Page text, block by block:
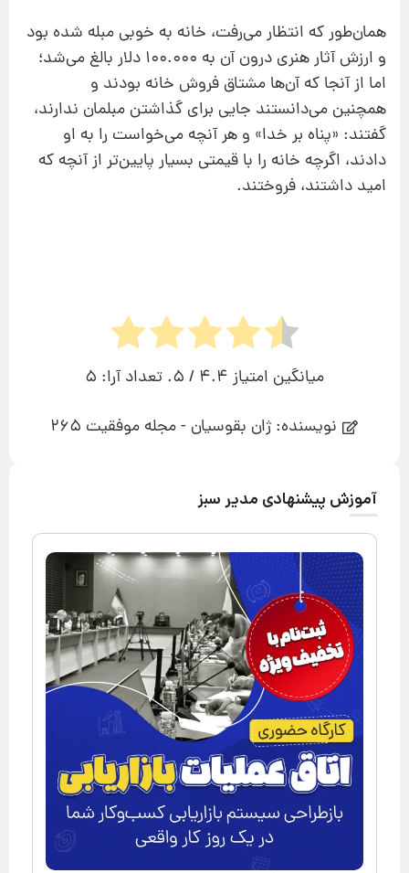
همان‌طور که انتظار میرفت، خانه به خوبی مبله شده بود
و ارزش آثار هنری درون آن به 100.000 دلار بالغ می
شد؛
اما از آنجا که آنها مشتاق فروش خانه بودند و
همچنین میدانستند جایی برای گذاشتن مبلمان ندارند،
گفتند: «پناه بر خدا» و هر آنچه میخواست را به او
دادند، اگرچه خانه را با قیمتی بسیار پایینتر از آنچه که
امید داشتند، فروختند.
میانگین امتیاز 4.4 / 5. تعداد آرا:
5
نویسنده: ژان بقوسیان - مجله موفقیت 265
آموزش پیشنهادی مدیر سبز